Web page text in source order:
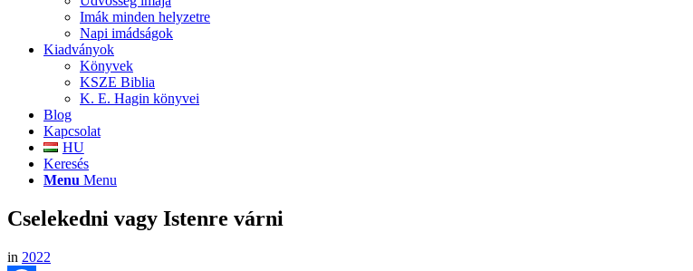
Imák minden helyzetre
Napi imádságok
Kiadványok
Könyvek
KSZE Biblia
K. E. Hagin könyvei
Blog
Kapcsolat
HU
Keresés
Menu Menu
Cselekedni vagy Istenre várni
in 2022